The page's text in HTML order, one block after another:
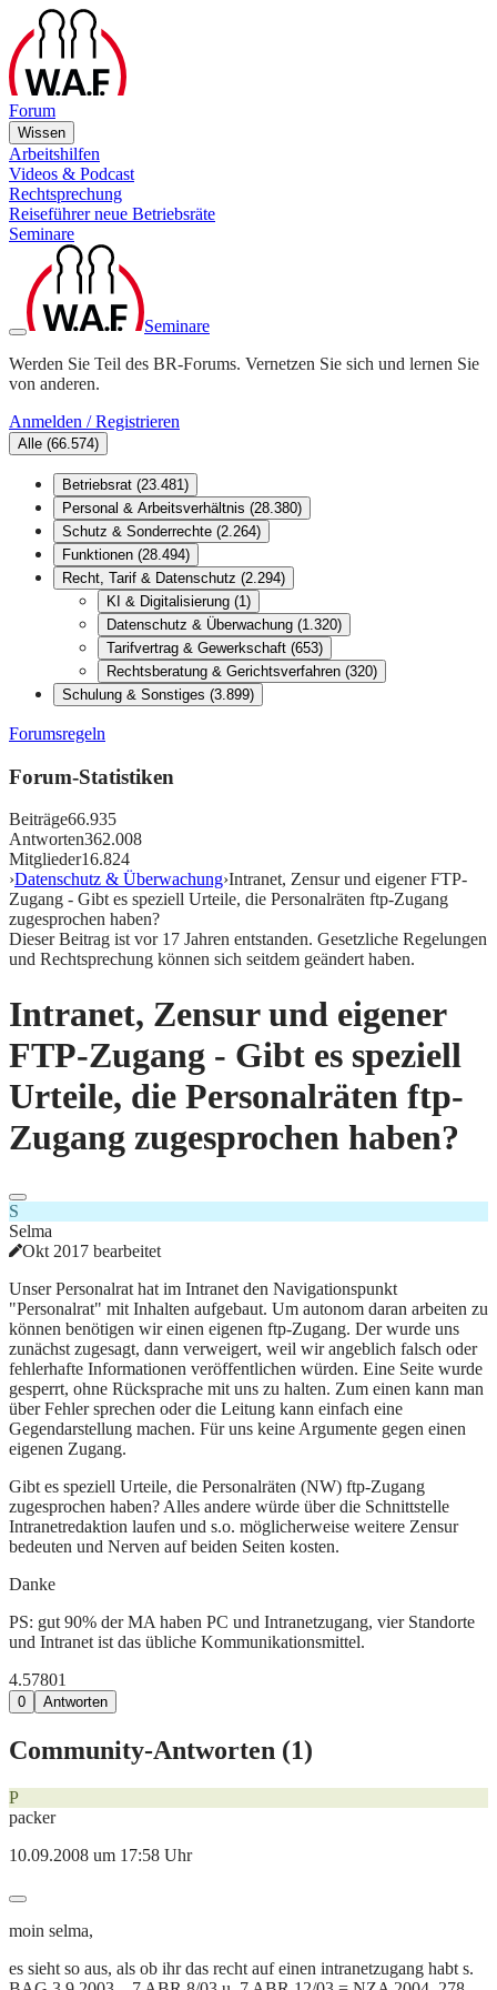
Forum
Wissen
Arbeitshilfen
Videos & Podcast
Rechtsprechung
Reiseführer neue Betriebsräte
Seminare
Seminare
Werden Sie Teil des BR-Forums. Vernetzen Sie sich und lernen Sie
von anderen.
Anmelden / Registrieren
Alle (66.574)
Betriebsrat (23.481)
Personal & Arbeitsverhältnis (28.380)
Schutz & Sonderrechte (2.264)
Funktionen (28.494)
Recht, Tarif & Datenschutz (2.294)
KI & Digitalisierung (1)
Datenschutz & Überwachung (1.320)
Tarifvertrag & Gewerkschaft (653)
Rechtsberatung & Gerichtsverfahren (320)
Schulung & Sonstiges (3.899)
Forumsregeln
Forum-Statistiken
Beiträge66.935
Antworten362.008
Mitglieder16.824
›Datenschutz & Überwachung›Intranet, Zensur und eigener FTP-
Zugang - Gibt es speziell Urteile, die Personalräten ftp-Zugang
zugesprochen haben?
Dieser Beitrag ist vor 17 Jahren entstanden. Gesetzliche Regelungen
und Rechtsprechung können sich seitdem geändert haben.
Intranet, Zensur und eigener
FTP-Zugang - Gibt es speziell
Urteile, die Personalräten ftp-
Zugang zugesprochen haben?
S
Selma
Okt 2017 bearbeitet
Unser Personalrat hat im Intranet den Navigationspunkt
"Personalrat" mit Inhalten aufgebaut. Um autonom daran arbeiten zu
können benötigen wir einen eigenen ftp-Zugang. Der wurde uns
zunächst zugesagt, dann verweigert, weil wir angeblich falsch oder
fehlerhafte Informationen veröffentlichen würden. Eine Seite wurde
gesperrt, ohne Rücksprache mit uns zu halten. Zum einen kann man
über Fehler sprechen oder die Leitung kann einfach eine
Gegendarstellung machen. Für uns keine Argumente gegen einen
eigenen Zugang.
Gibt es speziell Urteile, die Personalräten (NW) ftp-Zugang
zugesprochen haben? Alles andere würde über die Schnittstelle
Intranetredaktion laufen und s.o. möglicherweise weitere Zensur
bedeuten und Nerven auf beiden Seiten kosten.
Danke
PS: gut 90% der MA haben PC und Intranetzugang, vier Standorte
und Intranet ist das übliche Kommunikationsmittel.
4.57801
0 Antworten
Community-Antworten (1)
P
packer
10.09.2008 um 17:58 Uhr
moin selma,
es sieht so aus, als ob ihr das recht auf einen intranetzugang habt s.